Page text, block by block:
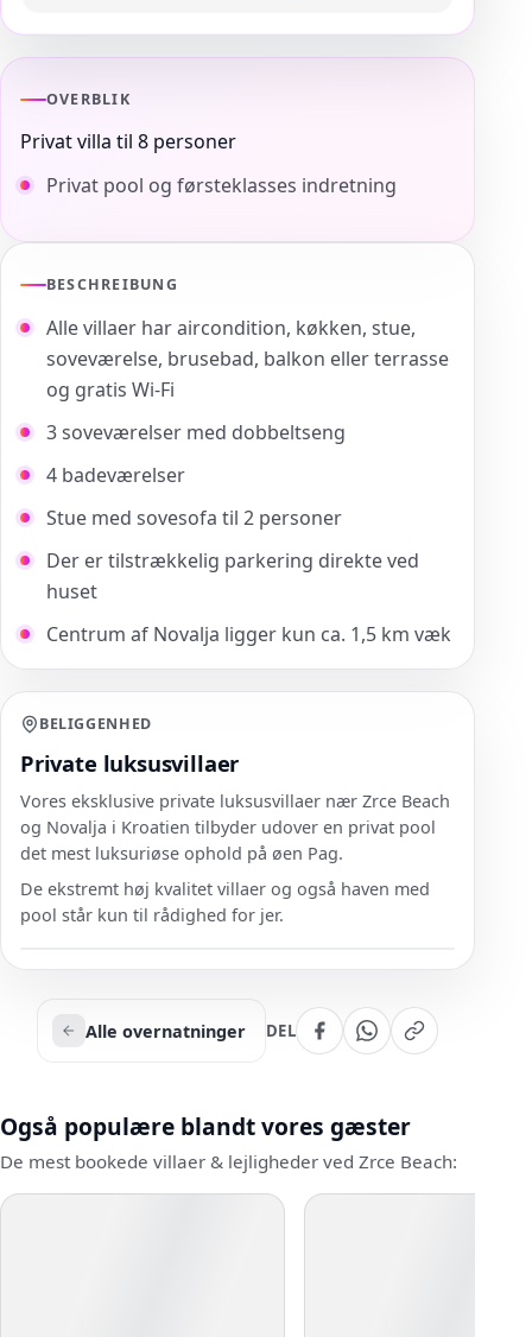
OVERBLIK
Privat villa til 8 personer
Privat pool og førsteklasses indretning
BESCHREIBUNG
Alle villaer har aircondition, køkken, stue,
soveværelse, brusebad, balkon eller terrasse
og gratis Wi-Fi
3 soveværelser med dobbeltseng
4 badeværelser
Stue med sovesofa til 2 personer
Der er tilstrækkelig parkering direkte ved
huset
Centrum af Novalja ligger kun ca. 1,5 km væk
BELIGGENHED
Private luksusvillaer
Vores eksklusive private luksusvillaer nær Zrce Beach
og Novalja i Kroatien tilbyder udover en privat pool
det mest luksuriøse ophold på øen Pag.
De ekstremt høj kvalitet villaer og også haven med
pool står kun til rådighed for jer.
Alle overnatninger DEL
Også populære blandt vores gæster
De mest bookede villaer & lejligheder ved Zrce Beach: